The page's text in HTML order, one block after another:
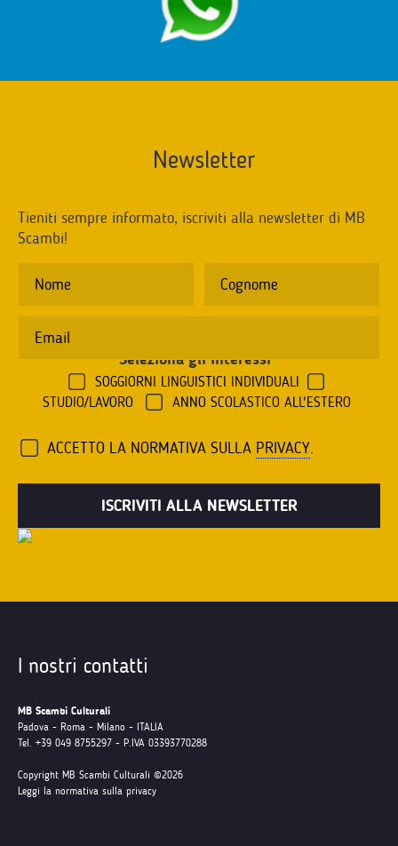
Newsletter
Tieniti sempre informato, iscriviti alla newsletter di MB
Scambi!
Seleziona gli interessi
SOGGIORNI LINGUISTICI INDIVIDUALI
STUDIO/LAVORO
ANNO SCOLASTICO ALL'ESTERO
ACCETTO LA NORMATIVA SULLA PRIVACY.
I nostri contatti
MB Scambi Culturali
Padova - Roma - Milano - ITALIA
Tel. +39 049 8755297 - P.IVA 03393770288
Copyright MB Scambi Culturali ©2026
Leggi la normativa sulla privacy